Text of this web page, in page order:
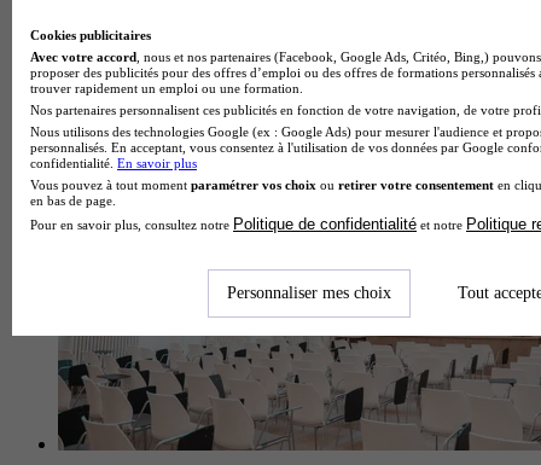
École de journalisme
Voir l’établissement
Cookies publicitaires
Avec votre accord , nous et nos partenaires (Facebook, Google Ads, Critéo, Bing,)
proposer des publicités pour des offres d’emploi ou des offres de formations
trouver rapidement un emploi ou une formation.
Nos partenaires personnalisent ces publicités en fonction de votre navigation, de votre
Nous utilisons des technologies Google (ex : Google Ads) pour mesurer l'audience et
personnalisés. En acceptant, vous consentez à l'utilisation de vos données par Google
confidentialité. En savoir plus
Vous pouvez à tout moment paramétrer vos choix ou retirer votre consentement en
en bas de page.
Pour en savoir plus, consultez notre Politique de confidentialité et notre Politique
Personnaliser mes choix Tout